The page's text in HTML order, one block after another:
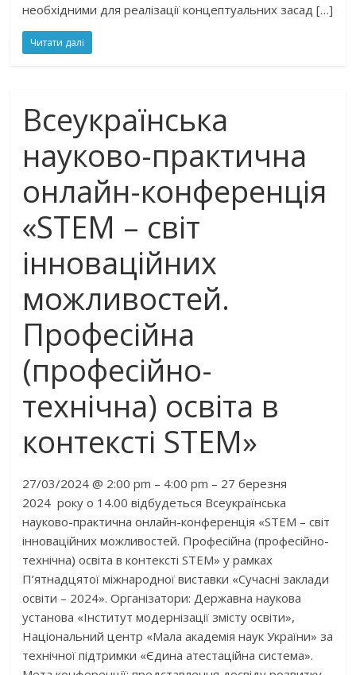
необхідними для реалізації концептуальних засад […]
Читати далі
Всеукраїнська
науково-практична
онлайн-конференція
«STEM – світ
інноваційних
можливостей.
Професійна
(професійно-
технічна) освіта в
контексті STEM»
27/03/2024 @ 2:00 pm – 4:00 pm – 27 березня
2024 року о 14.00 відбудеться Всеукраїнська
науково-практична онлайн-конференція «STEM – світ
інноваційних можливостей. Професійна (професійно-
технічна) освіта в контексті STEM» у рамках
П’ятнадцятої міжнародної виставки «Сучасні заклади
освіти – 2024». Організатори: Державна наукова
установа «Інститут модернізації змісту освіти»,
Національний центр «Мала академія наук України» за
технічної підтримки «Єдина атестаційна система».